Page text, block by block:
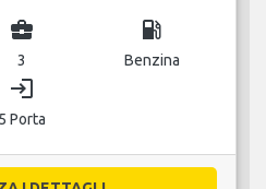
business_center
3
local_gas_station
Benzina
login
5 Porta